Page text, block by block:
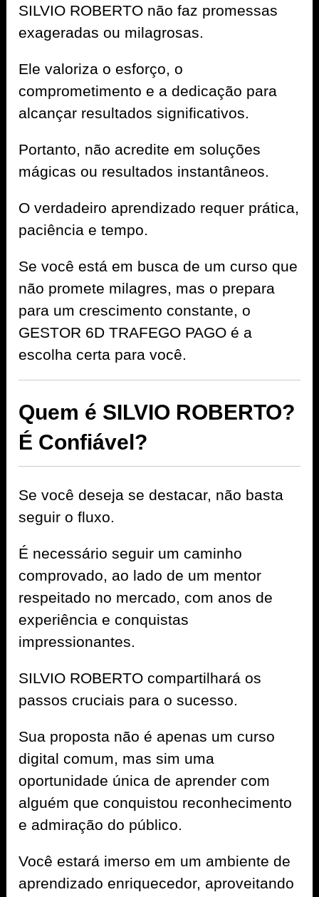
SILVIO ROBERTO não faz promessas
exageradas ou milagrosas.
Ele valoriza o esforço, o
comprometimento e a dedicação para
alcançar resultados significativos.
Portanto, não acredite em soluções
mágicas ou resultados instantâneos.
O verdadeiro aprendizado requer prática,
paciência e tempo.
Se você está em busca de um curso que
não promete milagres, mas o prepara
para um crescimento constante, o
GESTOR 6D TRAFEGO PAGO é a
escolha certa para você.
Quem é SILVIO ROBERTO?
É Confiável?
Se você deseja se destacar, não basta
seguir o fluxo.
É necessário seguir um caminho
comprovado, ao lado de um mentor
respeitado no mercado, com anos de
experiência e conquistas
impressionantes.
SILVIO ROBERTO compartilhará os
passos cruciais para o sucesso.
Sua proposta não é apenas um curso
digital comum, mas sim uma
oportunidade única de aprender com
alguém que conquistou reconhecimento
e admiração do público.
Você estará imerso em um ambiente de
aprendizado enriquecedor, aproveitando